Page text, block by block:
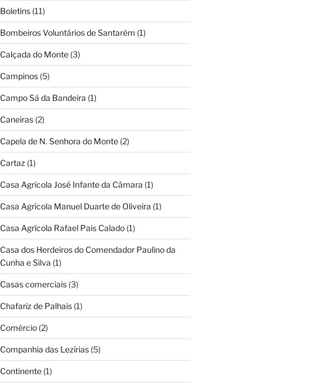
Boletins(11)
Bombeiros Voluntários de Santarém (1)
Calçada do Monte(3)
Campinos(5)
Campo Sá da Bandeira (1)
Caneiras(2)
Capela de N. Senhora do Monte(2)
Cartaz (1)
Casa Agrícola José Infante da Câmara (1)
Casa Agrícola Manuel Duarte de Oliveira (1)
Casa Agrícola Rafael Pais Calado(1)
Casa dos Herdeiros do Comendador Paulino da
Cunha e Silva (1)
Casas comerciais(3)
Chafariz de Palhais(1)
Comércio(2)
Companhia das Lezírias(5)
Continente(1)